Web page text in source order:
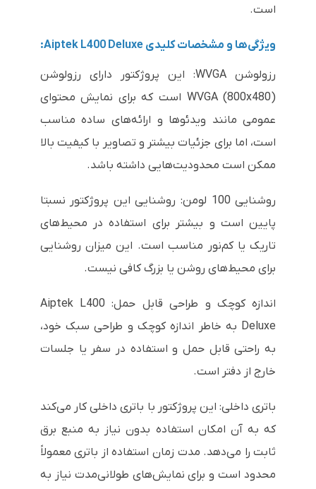
است.
ویژگی‌ها و مشخصات کلیدی Aiptek L400 Deluxe:
رزولوشن WVGA: این پروژکتور دارای رزولوشن
WVGA (800x480) است که برای نمایش محتوای
عمومی مانند ویدئوها و ارائه‌های ساده مناسب
است، اما برای جزئیات بیشتر و تصاویر با کیفیت بالا
ممکن است محدودیت‌هایی داشته باشد.
روشنایی 100 لومن: روشنایی این پروژکتور نسبتا
پایین است و بیشتر برای استفاده در محیط‌های
تاریک یا کم‌نور مناسب است. این میزان روشنایی
برای محیط‌های روشن یا بزرگ کافی نیست.
اندازه کوچک و طراحی قابل حمل: Aiptek L400
Deluxe به خاطر اندازه کوچک و طراحی سبک خود،
به راحتی قابل حمل و استفاده در سفر یا جلسات
خارج از دفتر است.
باتری داخلی: این پروژکتور با باتری داخلی کار می‌کند
که به آن امکان استفاده بدون نیاز به منبع برق
ثابت را می‌دهد. مدت زمان استفاده از باتری معمولاً
محدود است و برای نمایش‌های طولانی‌مدت نیاز به